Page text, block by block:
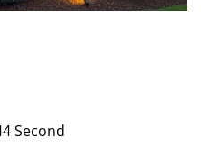
Second